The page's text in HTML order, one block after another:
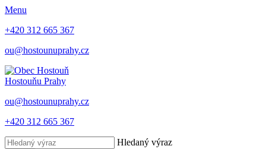
Menu
+420 312 665 367
ou@hostounuprahy.cz
Hostouňu Prahy
ou@hostounuprahy.cz
+420 312 665 367
Hledaný výraz